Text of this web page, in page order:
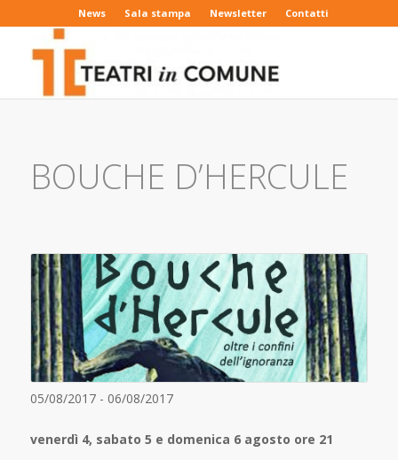
News Sala stampa Newsletter Contatti
BOUCHE D’HERCULE
05/08/2017 - 06/08/2017
venerdì 4, sabato 5 e domenica 6 agosto ore 21